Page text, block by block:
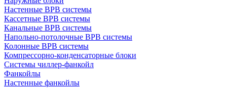
Настенные ВРВ системы
Кассетные ВРВ системы
Канальные ВРВ системы
Напольно-потолочные ВРВ системы
Колонные ВРВ системы
Компрессорно-конденсаторные блоки
Системы чиллер-фанкойл
Фанкойлы
Настенные фанкойлы